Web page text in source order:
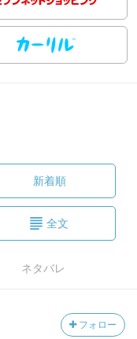
新着順
全文
ネタバレ
フォロー